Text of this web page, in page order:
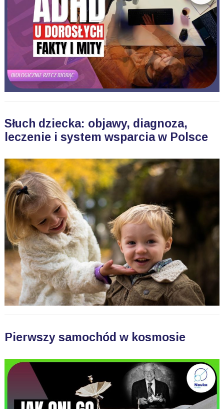
Słuch dziecka: objawy, diagnoza,
leczenie i system wsparcia w Polsce
Pierwszy samochód w kosmosie